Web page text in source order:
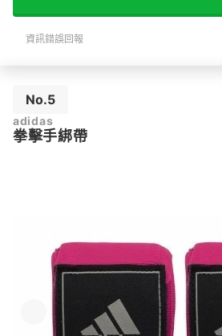
資訊錯誤回報
No.5
adidas
拳擊手綁帶